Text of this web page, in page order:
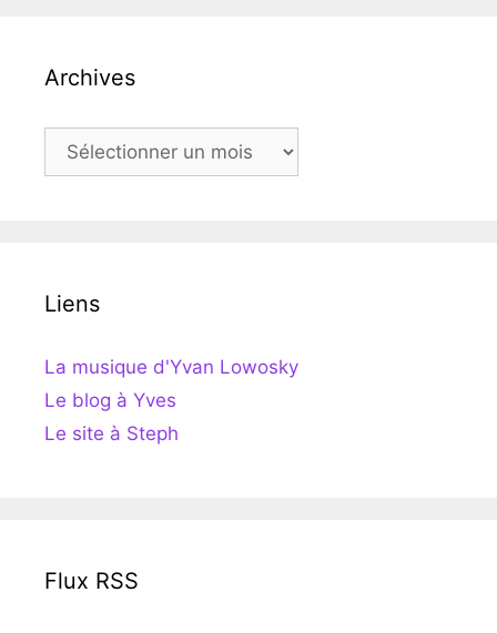
Archives
Archives
Liens
La musique d'Yvan Lowosky
Le blog à Yves
Le site à Steph
Flux RSS